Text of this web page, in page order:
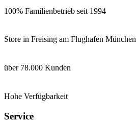
100% Familienbetrieb seit 1994
Store in Freising am Flughafen München
über 78.000 Kunden
Hohe Verfügbarkeit
Service